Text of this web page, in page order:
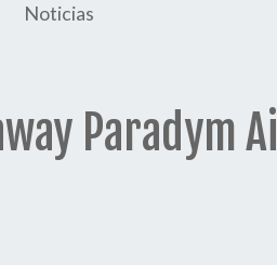
Noticias
Paradym Ai